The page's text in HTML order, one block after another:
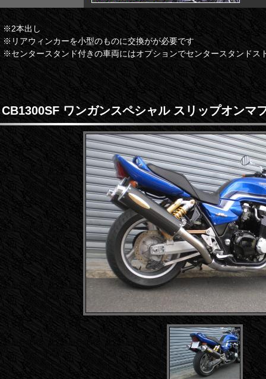
※2本出し
※リアウィンカーを小型のものに交換がが必要です
※センタースタンド付きの車両にはオプションでセンタースタンドス
CB1300SF ワンガンスペシャル スリップオンマ